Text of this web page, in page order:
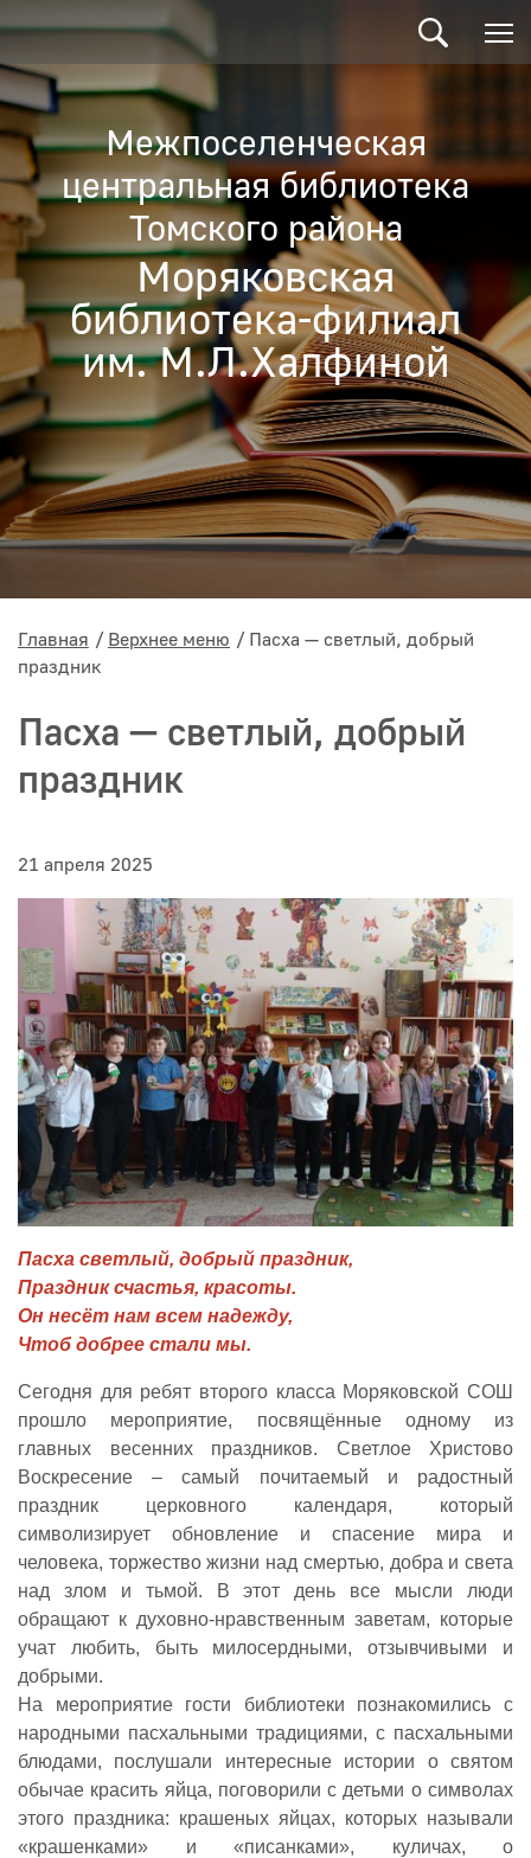
Межпоселенческая
центральная библиотека
Томского района
Моряковская
библиотека-филиал
им. М.Л.Халфиной
Главная Верхнее меню
Пасха — светлый, добрый
праздник
Пасха — светлый, добрый
праздник
21 апреля 2025
Пасха светлый, добрый праздник,
Праздник счастья, красоты.
Он несёт нам всем надежду,
Чтоб добрее стали мы.
Сегодня для ребят второго класса Моряковской СОШ
прошло мероприятие, посвящённые одному из
главных весенних праздников. Светлое Христово
Воскресение – самый почитаемый и радостный
праздник церковного календаря, который
символизирует обновление и спасение мира и
человека, торжество жизни над смертью, добра и света
над злом и тьмой. В этот день все мысли люди
обращают к духовно-нравственным заветам, которые
учат любить, быть милосердными, отзывчивыми и
добрыми.
На мероприятие гости библиотеки познакомились с
народными пасхальными традициями, с пасхальными
блюдами, послушали интересные истории о святом
обычае красить яйца, поговорили с детьми о символах
этого праздника: крашеных яйцах, которых называли
«крашенками» и «писанками», куличах, о